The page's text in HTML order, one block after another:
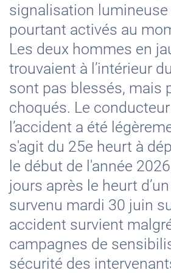
signalisation lumineuse
pourtant activés au
Les deux hommes en
trouvaient à l’intérieur
sont pas blessés, mais
choqués. Le conducteur
l’accident a été
s'agit du 25e heurt à
le début de l'année
jours après le heurt
survenu mardi 30 juin
accident survient
campagnes de
sécurité des